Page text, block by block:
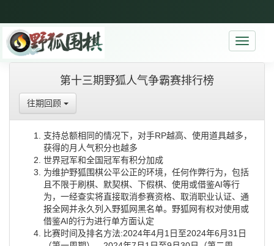
Toggle
第十三期野狐人气争霸赛排行榜
往期回顾
支持总额相同的情况下，对手RP越高、使用道具越多，
获得的月人气积分也越多
世界冠军和全国冠军有积分加成
为维护野狐围棋公平公正的环境，任何作弊行为，包括
且不限于刷棋、默契棋、下假棋、使用或借鉴AI等行
为，一经查实将直接取消参赛资格、取消职业认证、通
报全网并永久列入野狐网黑名单。野狐网有权对使用或
借鉴AI的行为进行单方面认定
比赛时间及排名方法:2024年4月1日至2024年6月31日